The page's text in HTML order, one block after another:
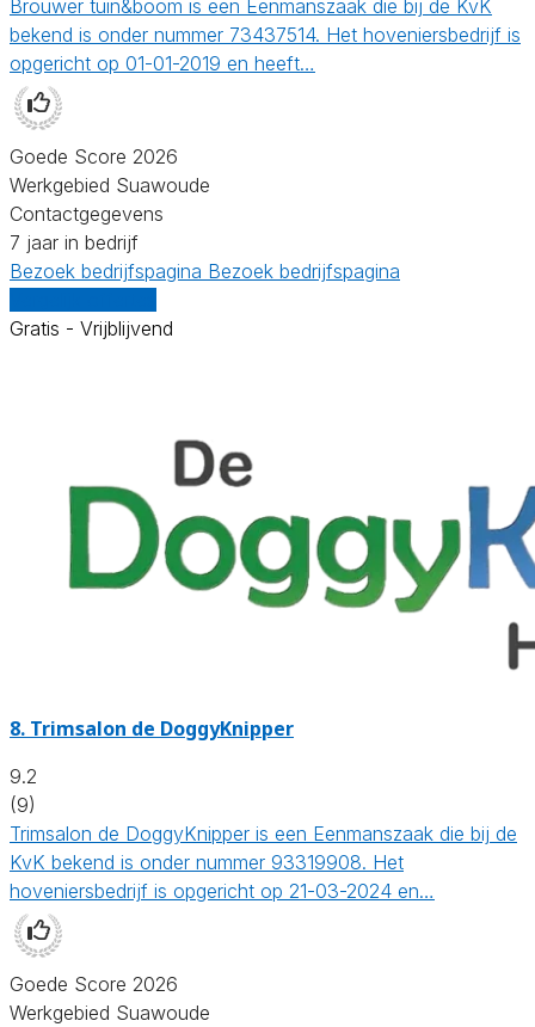
Brouwer tuin&boom is een Eenmanszaak die bij de KvK
bekend is onder nummer 73437514. Het hoveniersbedrijf is
opgericht op 01-01-2019 en heeft…
Goede Score 2026
Werkgebied Suawoude
Contactgegevens
7 jaar in bedrijf
Bezoek bedrijfspagina Bezoek bedrijfspagina
Gratis - Vrijblijvend
8. Trimsalon de DoggyKnipper
9.2
(9)
Trimsalon de DoggyKnipper is een Eenmanszaak die bij de
KvK bekend is onder nummer 93319908. Het
hoveniersbedrijf is opgericht op 21-03-2024 en…
Goede Score 2026
Werkgebied Suawoude